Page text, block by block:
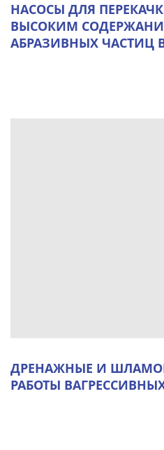
НАСОСЫ ДЛЯ
ВЫСОКИМ
АБРАЗИВНЫХ ЧАСТИЦ
ДРЕНАЖНЫЕ И
РАБОТЫ